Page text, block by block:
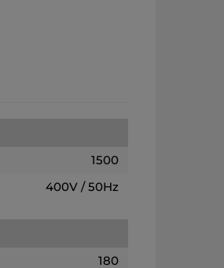
1500
400V / 50Hz
180